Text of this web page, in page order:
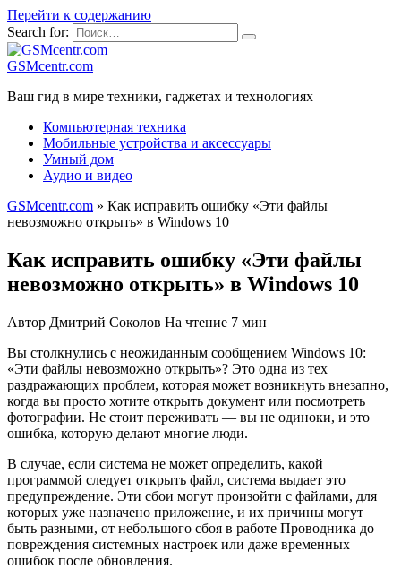
Перейти к содержанию
Search for:
GSMcentr.com
Ваш гид в мире техники, гаджетах и технологиях
Компьютерная техника
Мобильные устройства и аксессуары
Умный дом
Аудио и видео
GSMcentr.com » Как исправить ошибку «Эти файлы
невозможно открыть» в Windows 10
Как исправить ошибку «Эти файлы
невозможно открыть» в Windows 10
Автор Дмитрий Соколов На чтение 7 мин
Вы столкнулись с неожиданным сообщением Windows 10:
«Эти файлы невозможно открыть»? Это одна из тех
раздражающих проблем, которая может возникнуть внезапно,
когда вы просто хотите открыть документ или посмотреть
фотографии. Не стоит переживать — вы не одиноки, и это
ошибка, которую делают многие люди.
В случае, если система не может определить, какой
программой следует открыть файл, система выдает это
предупреждение. Эти сбои могут произойти с файлами, для
которых уже назначено приложение, и их причины могут
быть разными, от небольшого сбоя в работе Проводника до
повреждения системных настроек или даже временных
ошибок после обновления.